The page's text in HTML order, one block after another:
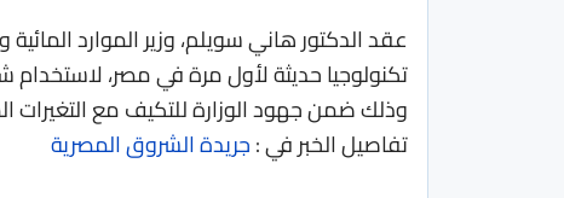
عقد الدكتور هاني سويلم، وزير الموارد
تكنولوجيا حديثة لأول مرة في مصر،
وذلك ضمن جهود الوزارة للتكيف مع التغيرات
تفاصيل الخبر في :جريدة الشروق المصرية